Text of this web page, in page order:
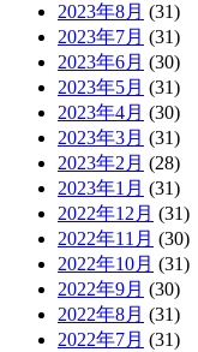
2023年8月 (31)
2023年7月 (31)
2023年6月 (30)
2023年5月 (31)
2023年4月 (30)
2023年3月 (31)
2023年2月 (28)
2023年1月 (31)
2022年12月 (31)
2022年11月 (30)
2022年10月 (31)
2022年9月 (30)
2022年8月 (31)
2022年7月 (31)